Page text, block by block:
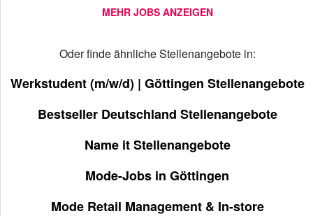
MEHR JOBS ANZEIGEN
Oder finde ähnliche Stellenangebote in:
Werkstudent (m/w/d) | Göttingen Stellenangebote
Bestseller Deutschland Stellenangebote
Name it Stellenangebote
Mode-Jobs in Göttingen
Mode Retail Management & In-store